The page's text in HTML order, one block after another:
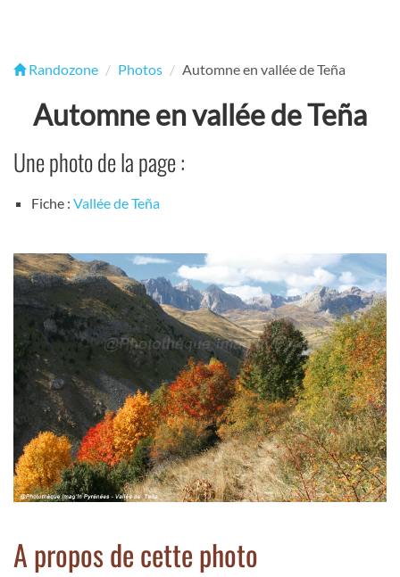
Randozone Photos Automne en vallée de Teña
Automne en vallée de Teña
Une photo de la page :
Fiche : Vallée de Teña
A propos de cette photo